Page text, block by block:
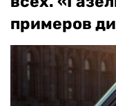
примеров